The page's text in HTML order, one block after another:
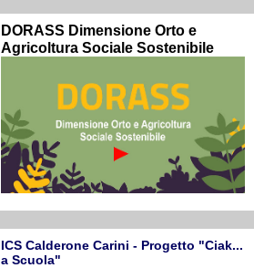
DORASS Dimensione Orto e
Agricoltura Sociale Sostenibile
ICS Calderone Carini - Progetto "Ciak...
a Scuola"